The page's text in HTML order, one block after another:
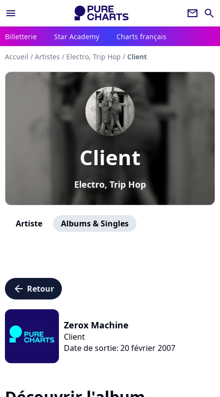
menu newsletter search
Billetterie Star Academy Charts français
Accueil / Artistes / Electro, Trip Hop / Client
Client
Electro, Trip Hop
Artiste Albums & Singles
arrow_left Retour
Zerox Machine
Client
Date de sortie: 20 février 2007